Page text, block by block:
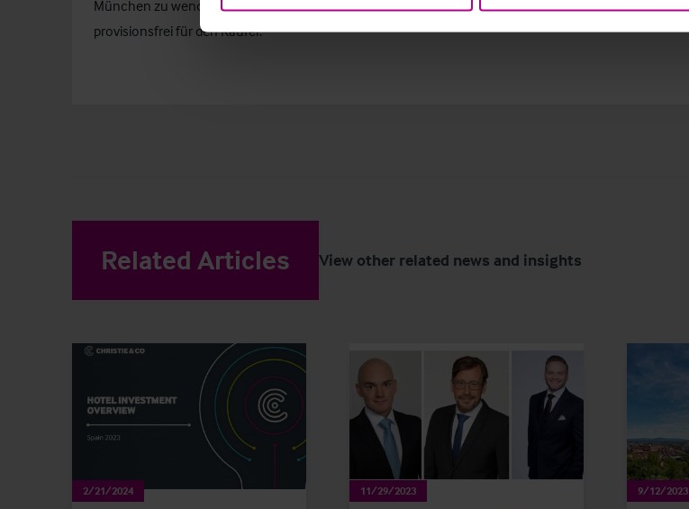
München zu wenden. Die Transaktion erfolgt in einem strukturierten Verkaufsprozess und ist
provisionsfrei für den Käufer.
Related Articles View other related news and insights
2/21/2024 11/29/2023 9/12/2023